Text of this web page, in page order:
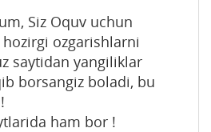
Siz Oquv uchun
ozgarishlarni
saytidan yangiliklar
borsangiz boladi, bu
ham bor !